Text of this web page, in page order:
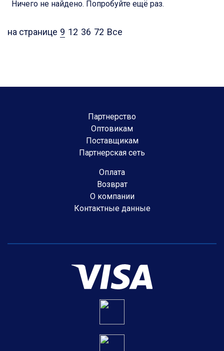
Ничего не найдено. Попробуйте ещё раз.
на странице 9 12 36 72 Все
Партнерство
Оптовикам
Поставщикам
Партнерская сеть
Оплата
Возврат
О компании
Контактные данные